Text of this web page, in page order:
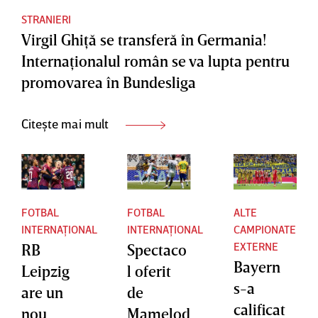
STRANIERI
Virgil Ghiţă se transferă în Germania!
Internaţionalul român se va lupta pentru
promovarea în Bundesliga
Citește mai mult
FOTBAL
INTERNAȚIONAL
RB
Leipzig
are un
nou
FOTBAL
INTERNAȚIONAL
Spectaco
l oferit
de
Mamelod
ALTE
CAMPIONATE
EXTERNE
Bayern
s-a
calificat